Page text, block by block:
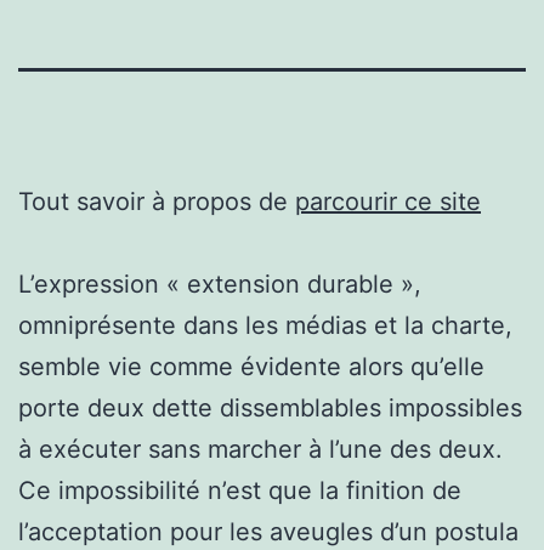
Tout savoir à propos de parcourir ce site
L’expression « extension durable »,
omniprésente dans les médias et la charte,
semble vie comme évidente alors qu’elle
porte deux dette dissemblables impossibles
à exécuter sans marcher à l’une des deux.
Ce impossibilité n’est que la finition de
l’acceptation pour les aveugles d’un postula